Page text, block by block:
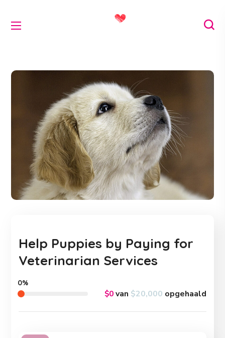
Help Puppies by Paying for
Veterinarian Services
$0van $20,000 opgehaald
0%